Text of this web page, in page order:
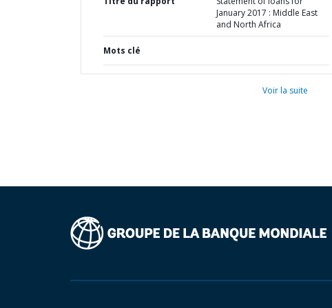
January 2017 : Middle East
and North Africa
Mots clé
Voir la suite